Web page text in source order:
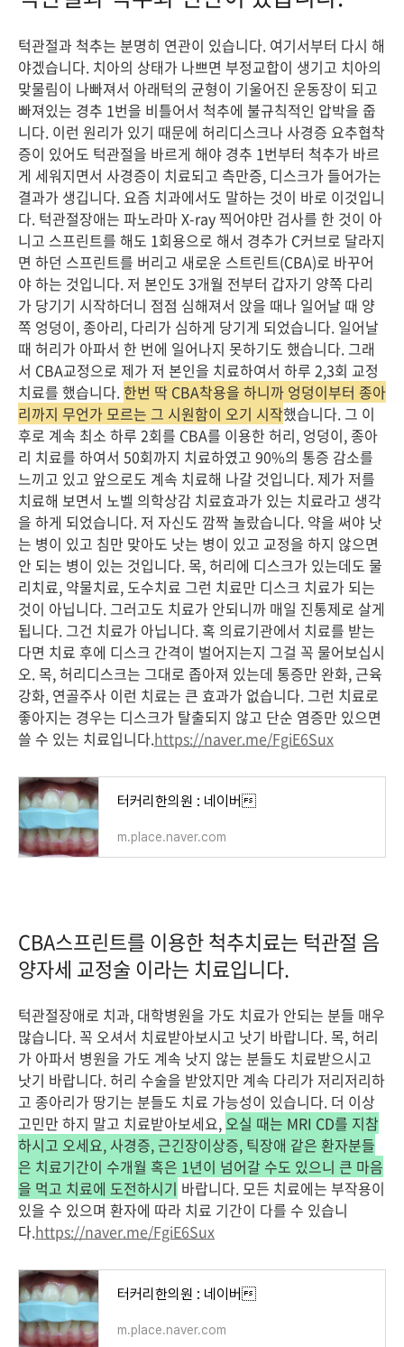
턱관절과 척추는 분명히 연관이 있습니다. 여기서부터 다시 해
야겠습니다. 치아의 상태가 나쁘면 부정교합이 생기고 치아의
맞물림이 나빠져서 아래턱의 균형이 기울어진 운동장이 되고
빠져있는 경추 1번을 비틀어서 척추에 불규칙적인 압박을 줍
니다. 이런 원리가 있기 때문에 허리디스크나 사경증 요추협착
증이 있어도 턱관절을 바르게 해야 경추 1번부터 척추가 바르
게 세워지면서 사경증이 치료되고 측만증, 디스크가 들어가는
결과가 생깁니다. 요즘 치과에서도 말하는 것이 바로 이것입니
다. 턱관절장애는 파노라마 X-ray 찍어야만 검사를 한 것이 아
니고 스프린트를 해도 1회용으로 해서 경추가 C커브로 달라지
면 하던 스프린트를 버리고 새로운 스트린트(CBA)로 바꾸어
야 하는 것입니다. 저 본인도 3개월 전부터 갑자기 양쪽 다리
가 당기기 시작하더니 점점 심해져서 앉을 때나 일어날 때 양
쪽 엉덩이, 종아리, 다리가 심하게 당기게 되었습니다. 일어날
때 허리가 아파서 한 번에 일어나지 못하기도 했습니다. 그래
서 CBA교정으로 제가 저 본인을 치료하여서 하루 2,3회 교정
치료를 했습니다. 한번 딱 CBA착용을 하니까 엉덩이부터 종아
리까지 무언가 모르는 그 시원함이 오기 시작했습니다. 그 이
후로 계속 최소 하루 2회를 CBA를 이용한 허리, 엉덩이, 종아
리 치료를 하여서 50회까지 치료하였고 90%의 통증 감소를
느끼고 있고 앞으로도 계속 치료해 나갈 것입니다. 제가 저를
치료해 보면서 노벨 의학상감 치료효과가 있는 치료라고 생각
을 하게 되었습니다. 저 자신도 깜짝 놀랐습니다. 약을 써야 낫
는 병이 있고 침만 맞아도 낫는 병이 있고 교정을 하지 않으면
안 되는 병이 있는 것입니다. 목, 허리에 디스크가 있는데도 물
리치료, 약물치료, 도수치료 그런 치료만 디스크 치료가 되는
것이 아닙니다. 그러고도 치료가 안되니까 매일 진통제로 살게
됩니다. 그건 치료가 아닙니다. 혹 의료기관에서 치료를 받는
다면 치료 후에 디스크 간격이 벌어지는지 그걸 꼭 물어보십시
오. 목, 허리디스크는 그대로 좁아져 있는데 통증만 완화, 근육
강화, 연골주사 이런 치료는 큰 효과가 없습니다. 그런 치료로
좋아지는 경우는 디스크가 탈출되지 않고 단순 염증만 있으면
쓸 수 있는 치료입니다.https://naver.me/FgiE6Sux
터커리한의원 : 네이버
m.place.naver.com
CBA스프린트를 이용한 척추치료는 턱관절 음
양자세 교정술 이라는 치료입니다.
턱관절장애로 치과, 대학병원을 가도 치료가 안되는 분들 매우
많습니다. 꼭 오셔서 치료받아보시고 낫기 바랍니다. 목, 허리
가 아파서 병원을 가도 계속 낫지 않는 분들도 치료받으시고
낫기 바랍니다. 허리 수술을 받았지만 계속 다리가 저리저리하
고 종아리가 땅기는 분들도 치료 가능성이 있습니다. 더 이상
고민만 하지 말고 치료받아보세요,오실 때는 MRI CD를 지참
하시고 오세요, 사경증, 근긴장이상증, 틱장애 같은 환자분들
은 치료기간이 수개월 혹은 1년이 넘어갈 수도 있으니 큰 마음
을 먹고 치료에 도전하시기 바랍니다. 모든 치료에는 부작용이
있을 수 있으며 환자에 따라 치료 기간이 다를 수 있습니
다.https://naver.me/FgiE6Sux
터커리한의원 : 네이버
m.place.naver.com